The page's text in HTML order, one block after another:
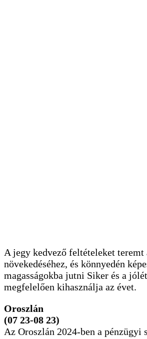
A jegy kedvező feltételeket teremt
növekedéséhez, és könnyedén
magasságokba jutni Siker és a
megfelelően kihasználja az évet.
Oroszlán
(07 23-08 23)
Az Oroszlán 2024-ben a pénzügyi